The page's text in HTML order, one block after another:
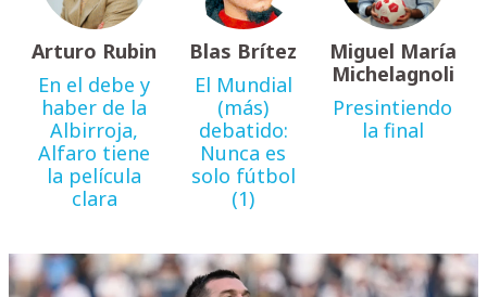
Arturo Rubin
En el debe y
haber de la
Albirroja,
Alfaro tiene
la película
clara
Blas Brítez
El Mundial
(más)
debatido:
Nunca es
solo fútbol
(1)
Miguel María
Michelagnoli
Presintiendo
la final